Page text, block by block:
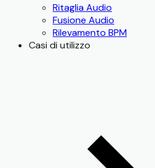
Ritaglia Audio
Fusione Audio
Rilevamento BPM
Casi di utilizzo